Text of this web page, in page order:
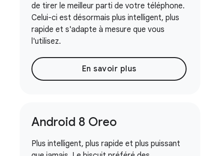
de tirer le meilleur parti de votre téléphone.
Celui-ci est désormais plus intelligent, plus
rapide et s'adapte à mesure que vous
l'utilisez.
En savoir plus
Android 8 Oreo
Plus intelligent, plus rapide et plus puissant